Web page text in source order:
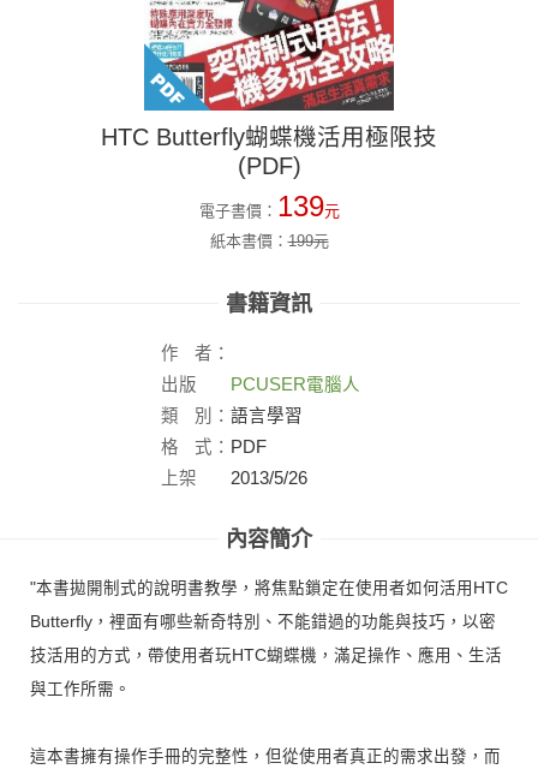
HTC Butterfly蝴蝶機活用極限技
(PDF)
電子書價： 139元
紙本書價：199元
書籍資訊
作
者：
出版
社：
PCUSER電腦人
類
別： 語言學習
格
式： PDF
上架
2013/5/26
內容簡介
"本書拋開制式的說明書教學，將焦點鎖定在使用者如何活用HTC
Butterfly，裡面有哪些新奇特別、不能錯過的功能與技巧，以密
技活用的方式，帶使用者玩HTC蝴蝶機，滿足操作、應用、生活
與工作所需。
這本書擁有操作手冊的完整性，但從使用者真正的需求出發，而